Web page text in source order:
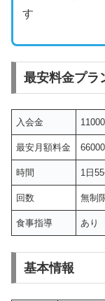
す
最安料金プラ
入会金
最安月額料金
時間 1日
回数 無制
食事指導 あり
基本情報